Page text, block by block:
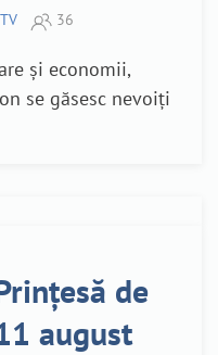
36
și economii,
se găsesc nevoiți
de
august